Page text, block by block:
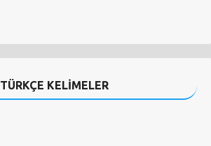
TÜRKÇE KELİMELER